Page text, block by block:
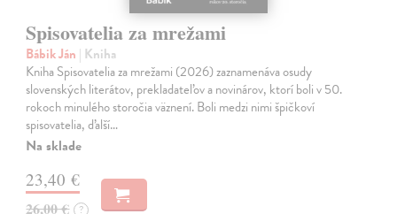
Spisovatelia za mrežami
Bábik Ján | Kniha
Kniha Spisovatelia za mrežami (2026) zaznamenáva osudy
slovenských literátov, prekladateľov a novinárov, ktorí boli v 50.
rokoch minulého storočia väznení. Boli medzi nimi špičkoví
spisovatelia, ďalší…
Na sklade
23,40 €
26,00 € ?